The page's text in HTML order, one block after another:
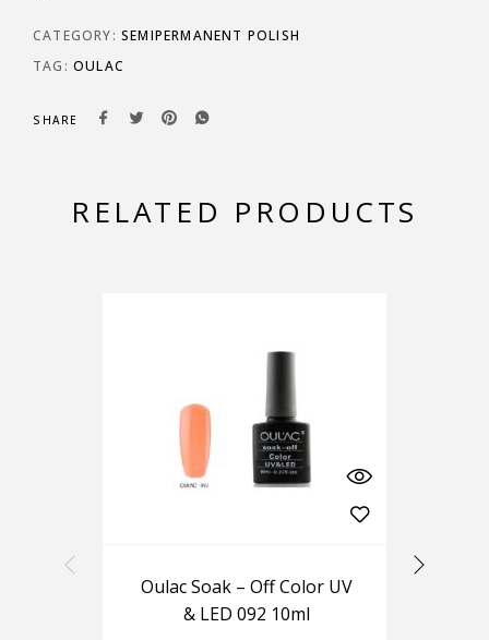
CATEGORY: SEMIPERMANENT POLISH
TAG: OULAC
SHARE
RELATED PRODUCTS
Oulac Soak – Off Color UV
& LED 092 10ml